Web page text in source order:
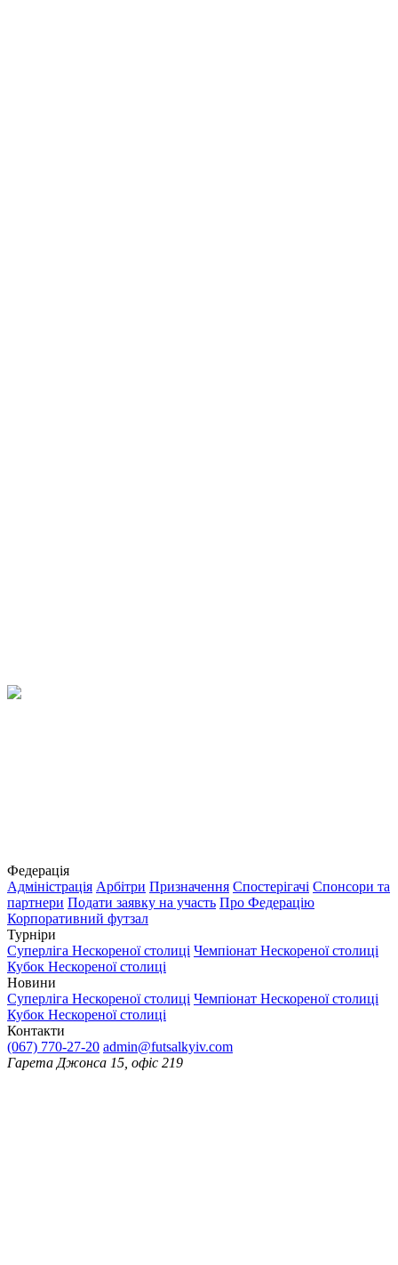
Федерація
Адміністрація Арбітри Призначення Спостерігачі Спонсори та
партнери Подати заявку на участь Про Федерацію
Корпоративний футзал
Турніри
Суперліга Нескореної столиці Чемпіонат Нескореної столиці
Кубок Нескореної столиці
Новини
Суперліга Нескореної столиці Чемпіонат Нескореної столиці
Кубок Нескореної столиці
Контакти
(067) 770-27-20 admin@futsalkyiv.com
Гарета Джонса 15, офіс 219